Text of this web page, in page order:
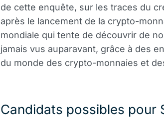
de cette enquête, sur les traces du
après le lancement de la crypto-
mondiale qui tente de découvrir de
jamais vus auparavant, grâce à des
du monde des crypto-monnaies et
Candidats possibles pour